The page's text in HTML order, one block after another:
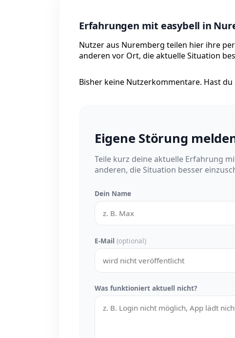
Erfahrungen mit easybell in
Nutzer aus Nuremberg teilen hier ihre
anderen vor Ort, die aktuelle Situation
Bisher keine Nutzerkommentare. Hast du
Eigene Störung
Teile kurz deine aktuelle Erfahrung
anderen, die Situation besser
Dein Name
E-Mail (optional)
Was funktioniert aktuell nicht?